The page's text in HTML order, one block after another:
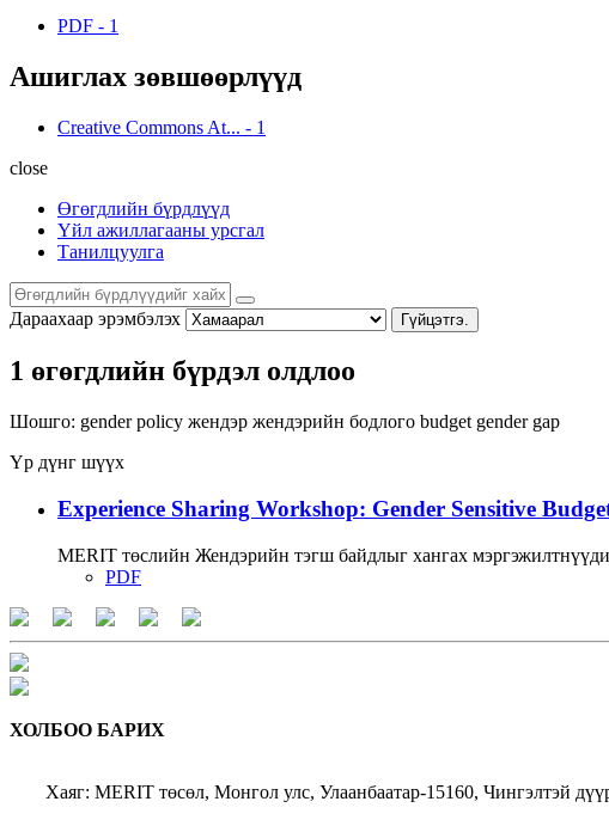
PDF - 1
Ашиглах зөвшөөрлүүд
Creative Commons At... - 1
close
Өгөгдлийн бүрдлүүд
Үйл ажиллагааны урсгал
Танилцуулга
Дараахаар эрэмбэлэх Гүйцэтгэ.
1 өгөгдлийн бүрдэл олдлоо
Шошго: gender policy жендэр жендэрийн бодлого budget gender gap
Үр дүнг шүүх
Experience Sharing Workshop: Gender Sensitive
MERIT төслийн Жендэрийн тэгш байдлыг хангах
PDF
ХОЛБОО БАРИХ
Хаяг: MERIT төсөл, Монгол улс, Улаанбаатар-15160, Чингэлтэй